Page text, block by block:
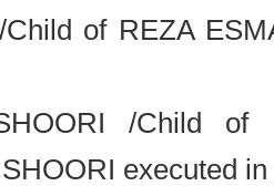
/Child of REZA
SHOORI /Child
SHOORI